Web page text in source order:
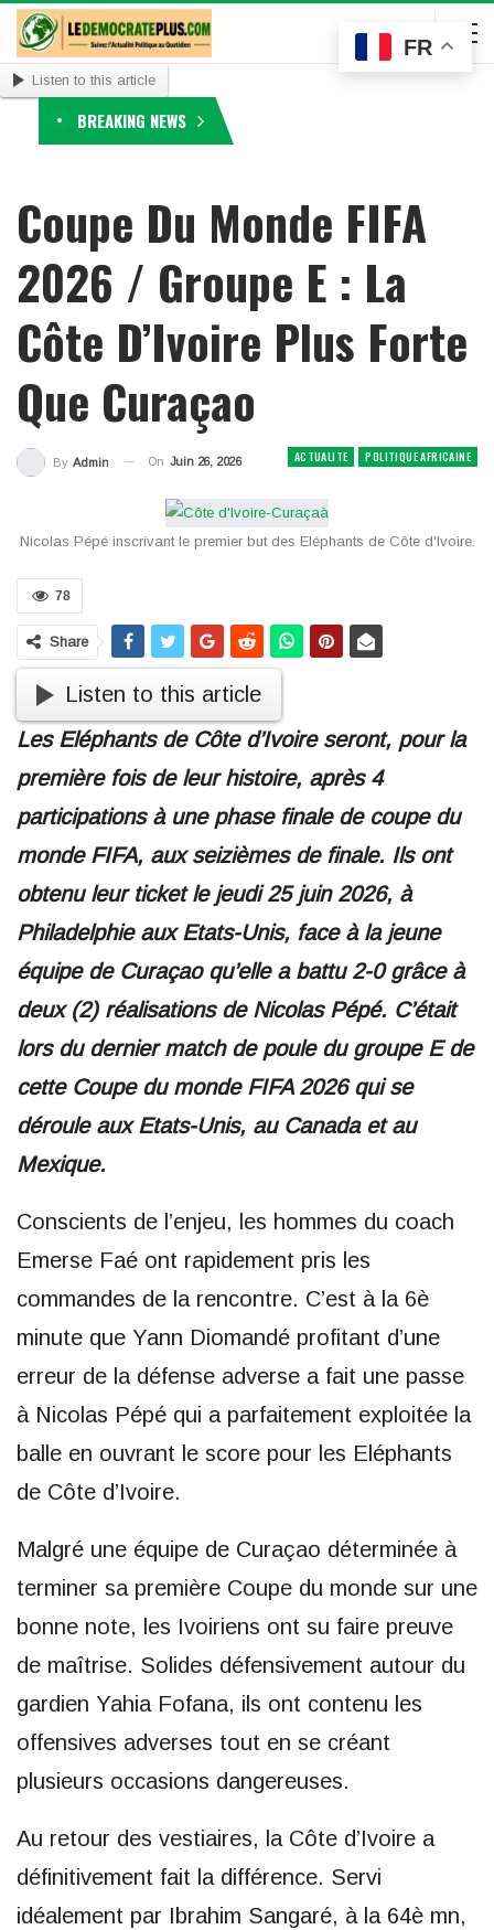
Listen to this article
BREAKING NEWS
Coupe Du Monde FIFA
2026 / Groupe E : La
Côte D’Ivoire Plus Forte
Que Curaçao
ACTUALITE POLITIQUE AFRICAINE
By Admin On Juin 26, 2026
Nicolas Pépé inscrivant le premier but des Eléphants de Côte d'Ivoire.
78
Share
Listen to this article
Les Eléphants de Côte d’Ivoire seront, pour la
première fois de leur histoire, après 4
participations à une phase finale de coupe du
monde FIFA, aux seizièmes de finale. Ils ont
obtenu leur ticket le jeudi 25 juin 2026, à
Philadelphie aux Etats-Unis, face à la jeune
équipe de Curaçao qu’elle a battu 2-0 grâce à
deux (2) réalisations de Nicolas Pépé. C’était
lors du dernier match de poule du groupe E de
cette Coupe du monde FIFA 2026 qui se
déroule aux Etats-Unis, au Canada et au
Mexique.
Conscients de l’enjeu, les hommes du coach
Emerse Faé ont rapidement pris les
commandes de la rencontre. C’est à la 6è
minute que Yann Diomandé profitant d’une
erreur de la défense adverse a fait une passe
à Nicolas Pépé qui a parfaitement exploitée la
balle en ouvrant le score pour les Eléphants
de Côte d’Ivoire.
Malgré une équipe de Curaçao déterminée à
terminer sa première Coupe du monde sur une
bonne note, les Ivoiriens ont su faire preuve
de maîtrise. Solides défensivement autour du
gardien Yahia Fofana, ils ont contenu les
offensives adverses tout en se créant
plusieurs occasions dangereuses.
Au retour des vestiaires, la Côte d’Ivoire a
définitivement fait la différence. Servi
idéalement par Ibrahim Sangaré, à la 64è mn,
FR